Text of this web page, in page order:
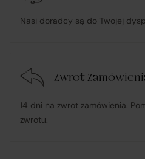
Nasi doradcy są do Twojej
Zwrot
14 dni na zwrot zamówienia.
zwrotu.
lub zwrot środków Klientowi;
udostępnia, na życzenie
produktową i instrukcje